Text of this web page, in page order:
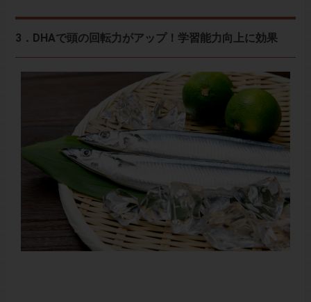
3．DHAで頭の回転力がアップ！学習能力向上に効果